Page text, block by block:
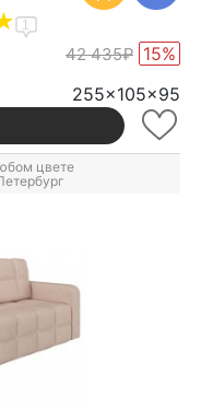
1
42 435₽ 15%
255x105x95
цвете